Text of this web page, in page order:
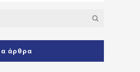
άρθρα